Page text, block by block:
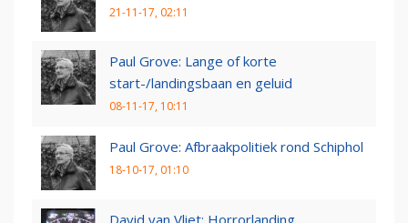
21-11-17, 02:11
Paul Grove: Lange of korte
start-/landingsbaan en geluid
08-11-17, 10:11
Paul Grove: Afbraakpolitiek rond Schiphol
18-10-17, 01:10
David van Vliet: Horrorlanding